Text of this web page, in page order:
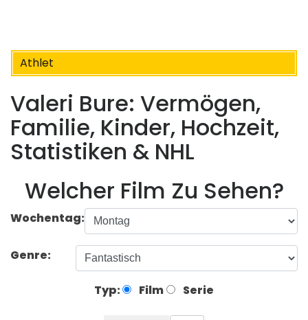
Athlet
Valeri Bure: Vermögen,
Familie, Kinder, Hochzeit,
Statistiken & NHL
Welcher Film Zu Sehen?
Wochentag:
Genre:
Typ: Film Serie